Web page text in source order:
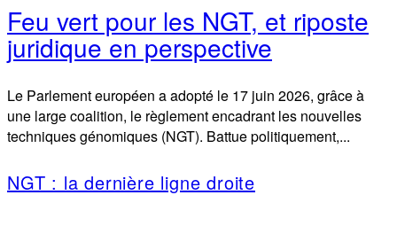
Feu vert pour les NGT, et riposte
juridique en perspective
Le Parlement européen a adopté le 17 juin 2026, grâce à
une large coalition, le règlement encadrant les nouvelles
techniques génomiques (NGT). Battue politiquement,...
NGT : la dernière ligne droite